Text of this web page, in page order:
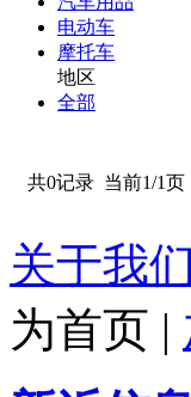
电动车
摩托车
地区
全部
共0记录 当前1/1页
关于我们
为首页 |